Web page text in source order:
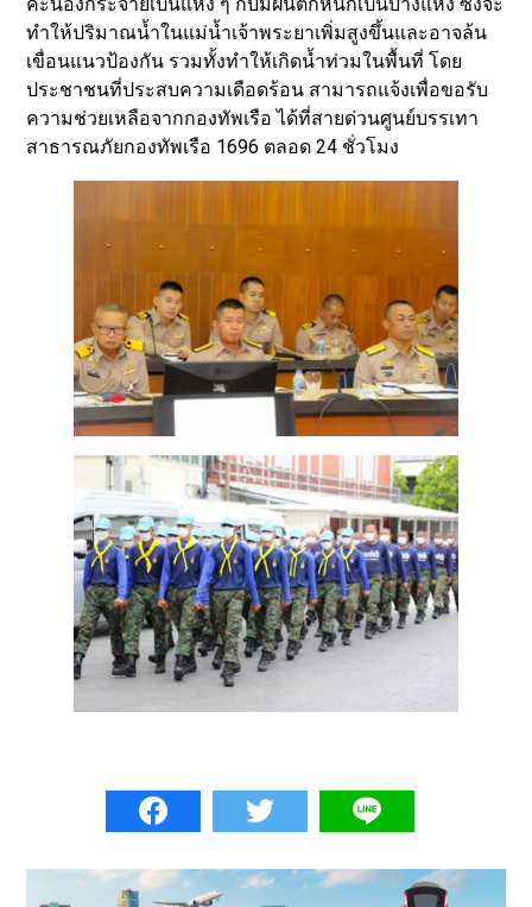
ทำให้ปริมาณน้ำในแม่น้ำเจ้าพระยาเพิ่มสูงขึ้นและอาจล้น
เขื่อนแนวป้องกัน รวมทั้งทำให้เกิดน้ำท่วมในพื้นที่ โดย
ประชาชนที่ประสบความเดือดร้อน สามารถแจ้งเพื่อขอรับ
ความช่วยเหลือจากกองทัพเรือ ได้ที่สายด่วนศูนย์บรรเทา
สาธารณภัยกองทัพเรือ 1696 ตลอด 24 ชั่วโมง